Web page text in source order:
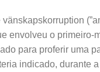
envolveu o primeiro-
para proferir uma
indicado, durante